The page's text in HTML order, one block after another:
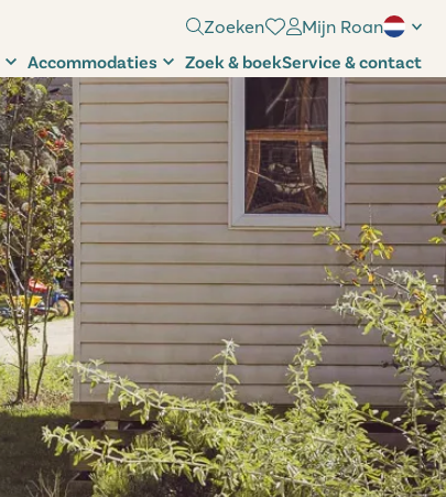
Zoeken Mijn Roan
Accommodaties Zoek & boekService & contact